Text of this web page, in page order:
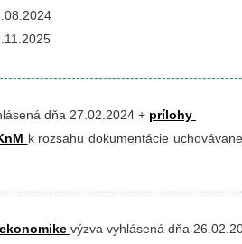
dňa 27.02.2024 + prílohy
k rozsahu dokumentácie
výzva vyhlásená dňa